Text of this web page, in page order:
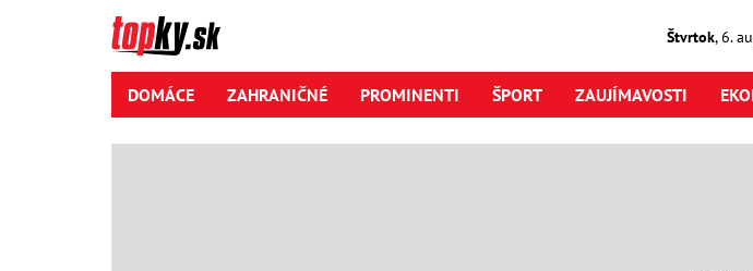
Štvrtok,6.
DOMÁCE ZAHRANIČNÉ PROMINENTI ŠPORT ZAUJÍMAVOSTI